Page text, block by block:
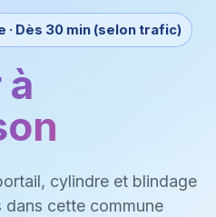
· Dès 30 min (selon trafic)
cylindre et blindage
cette commune